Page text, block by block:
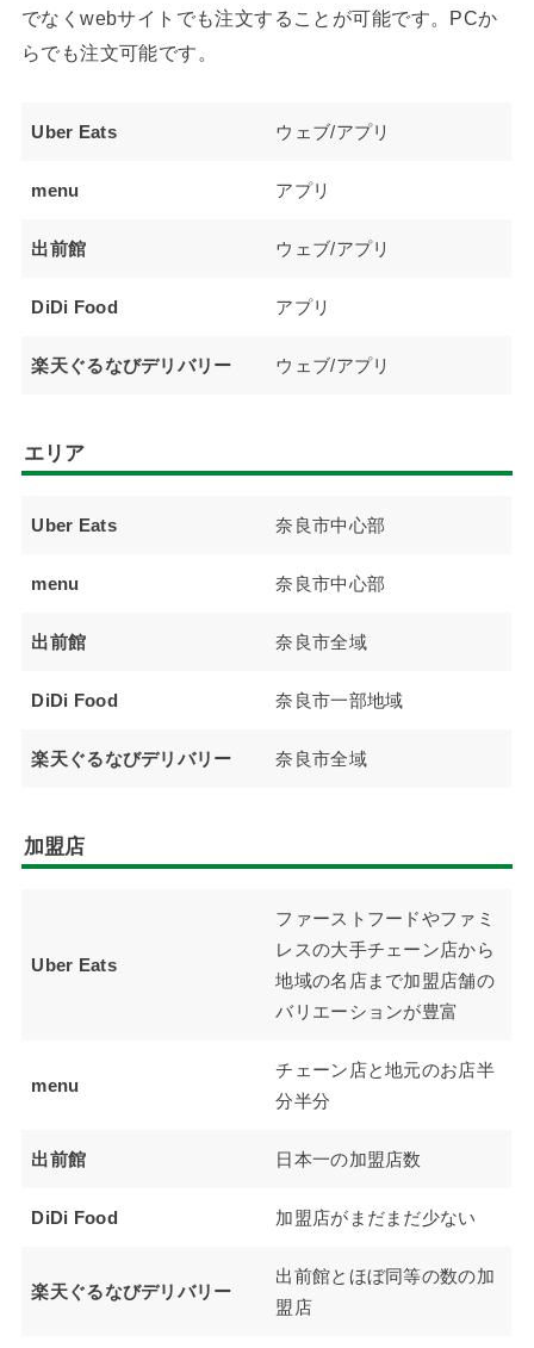
でなくwebサイトでも注文することが可能です。PCか
らでも注文可能です。
Uber Eats ウェブ/アプリ
menu アプリ
出前館 ウェブ/アプリ
DiDi Food アプリ
楽天ぐるなびデリバリー ウェブ/アプリ
エリア
Uber Eats 奈良市中心部
menu 奈良市中心部
出前館 奈良市全域
DiDi Food 奈良市一部地域
楽天ぐるなびデリバリー 奈良市全域
加盟店
Uber Eats
ファーストフードやファミ
レスの大手チェーン店から
地域の名店まで加盟店舗の
バリエーションが豊富
menu
チェーン店と地元のお店半
分半分
出前館 日本一の加盟店数
DiDi Food 加盟店がまだまだ少ない
楽天ぐるなびデリバリー
出前館とほぼ同等の数の加
盟店